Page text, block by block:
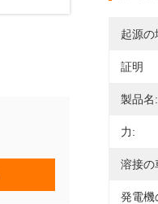
起源の
証明
製品名:
力:
溶接の
発電機